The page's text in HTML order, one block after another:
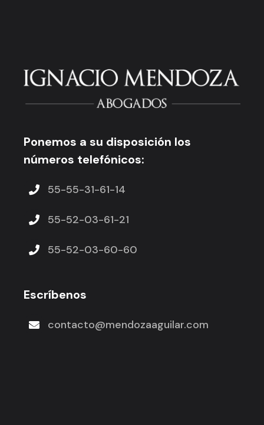
Ponemos a su disposición los
números telefónicos:
55-55-31-61-14
55-52-03-61-21
55-52-03-60-60
Escríbenos
contacto@mendozaaguilar.com